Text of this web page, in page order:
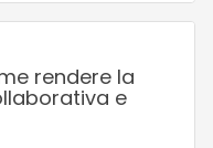
rendere la
e